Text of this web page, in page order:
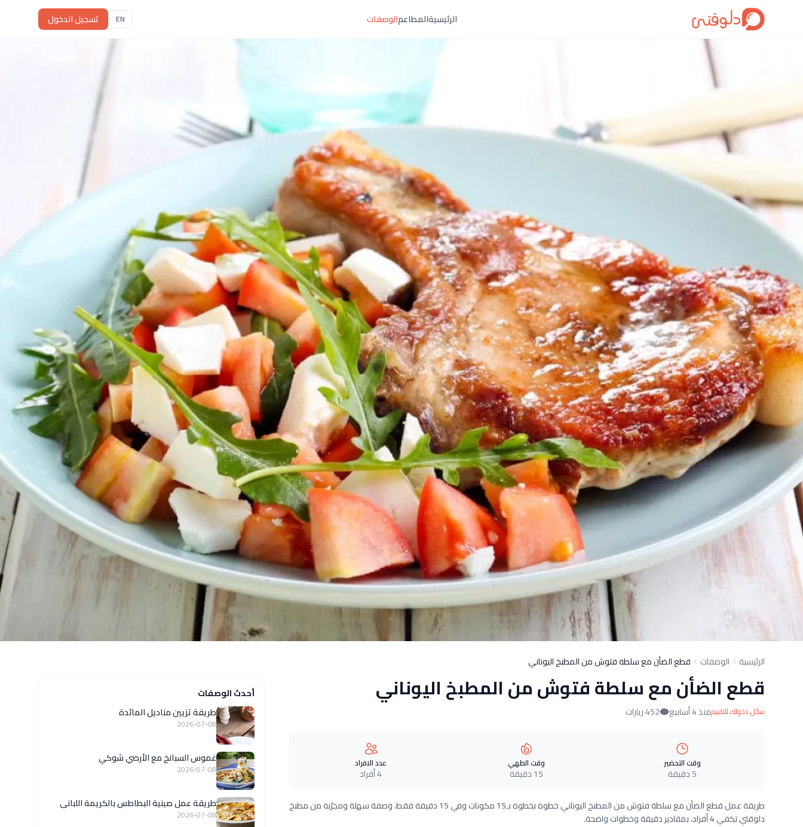
الرئيسيةالمطاعمالوصفات EN تسجيل الدخول
الرئيسية الوصفات قطع الضأن مع سلطة فتوش من المطبخ اليوناني
قطع الضأن مع سلطة فتوش من المطبخ اليوناني
سجّل دخولك للتقييممنذ 4 أسابيع 452 زيارات
وقت التحضير
5 دقيقة
وقت الطهي
15 دقيقة
عدد الافراد
4 أفراد
طريقة عمل قطع الضأن مع سلطة فتوش من المطبخ اليوناني خطوة بخطوة بـ15 مكونات وفي 15 دقيقة فقط. وصفة سهلة ومجرّبة من مطبخ
دلوقتي تكفي 4 أفراد، بمقادير دقيقة وخطوات واضحة.
أحدث الوصفات
طريقة تزيين مناديل المائدة
2026-07-08
غموس السبانخ مع الأرضي شوكي
2026-07-08
طريقة عمل صينية البطاطس بالكريمة اللبانى
2026-07-08